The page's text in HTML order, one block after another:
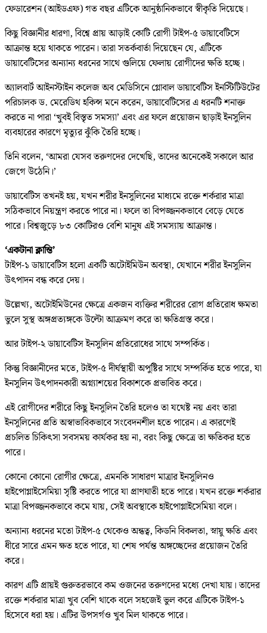
ফেডারেশন (আইডএফ) গত বছর এটিকে আনুষ্ঠানিকভাবে স্বীকৃতি দিয়েছে।
কিছু বিজ্ঞানীর ধারণা, বিশ্বে প্রায় আড়াই কোটি রোগী টাইপ-৫ ডায়াবেটিসে
আক্রান্ত হয়ে থাকতে পারেন। তারা সতর্কবার্তা দিয়েছেন যে, এটিকে
ডায়াবেটিসের অন্যান্য ধরনের সাথে গুলিয়ে ফেলায় রোগীদের ক্ষতি হচ্ছে।
অ্যালবার্ট আইনস্টাইন কলেজ অব মেডিসিনে গ্লোবাল ডায়াবেটিস ইনস্টিটিউটের
পরিচালক ড. মেরেডিথ হকিন্স মনে করেন, ডায়াবেটিসের এ ধরনটি শনাক্ত
করতে না পারা ‘খুবই বিস্তৃত সমস্যা’ এবং এর ফলে প্রয়োজন ছাড়াই ইনসুলিন
ব্যবহারের কারণে মৃত্যুর ঝুঁকি তৈরি হচ্ছে।
তিনি বলেন, ‘আমরা যেসব তরুণদের দেখেছি, তাদের অনেকেই সকালে আর
জেগে উঠেনি।’
ডায়াবেটিস তখনই হয়, যখন শরীর ইনসুলিনের মাধ্যমে রক্তে শর্করার মাত্রা
সঠিকভাবে নিয়ন্ত্রণ করতে পারে না। ফলে তা বিপজ্জনকভাবে বেড়ে যেতে
পারে। বিশ্বজুড়ে ৮৩ কোটিরও বেশি মানুষ এই সমস্যায় আক্রান্ত।
‘একটানা ক্লান্তি’
টাইপ-১ ডায়াবেটিস হলো একটি অটোইমিউন অবস্থা, যেখানে শরীর ইনসুলিন
উৎপাদন বন্ধ করে দেয়।
উল্লেখ্য, অটোইমিউনের ক্ষেত্রে একজন ব্যক্তির শরীরের রোগ প্রতিরোধ ক্ষমতা
ভুলে সুস্থ অঙ্গপ্রত্যঙ্গকে উল্টো আক্রমণ করে তা ক্ষতিগ্রস্ত করে।
আর টাইপ-২ ডায়াবেটিস ইনসুলিন প্রতিরোধের সাথে সম্পর্কিত।
কিন্তু বিজ্ঞানীদের মতে, টাইপ-৫ দীর্ঘস্থায়ী অপুষ্টির সাথে সম্পর্কিত হতে পারে, যা
ইনসুলিন উৎপাদনকারী অগ্ন্যাশয়ের বিকাশকে প্রভাবিত করে।
এই রোগীদের শরীরে কিছু ইনসুলিন তৈরি হলেও তা যথেষ্ট নয় এবং তারা
ইনসুলিনের প্রতি অস্বাভাবিকভাবে সংবেদনশীল হতে পারেন। এ কারণেই
প্রচলিত চিকিৎসা সবসময় কার্যকর হয় না, বরং কিছু ক্ষেত্রে তা ক্ষতিকর হতে
পারে।
কোনো কোনো রোগীর ক্ষেত্রে, এমনকি সাধারণ মাত্রার ইনসুলিনও
হাইপোগ্লাইসেমিয়া সৃষ্টি করতে পারে যা প্রাণঘাতী হতে পারে। যখন রক্তে শর্করার
মাত্রা বিপজ্জনকভাবে কমে যায়, সেই অবস্থাকে হাইপোগ্লাইসেমিয়া বলে।
অন্যান্য ধরনের মতো টাইপ-৫ থেকেও অন্ধত্ব, কিডনি বিকলতা, স্নায়ু ক্ষতি এবং
ধীরে সারে এমন ক্ষত হতে পারে, যা শেষ পর্যন্ত অঙ্গচ্ছেদের প্রয়োজন তৈরি
করে।
কারণ এটি প্রায়ই গুরুতরভাবে কম ওজনের তরুণদের মধ্যে দেখা যায়। তাদের
রক্তে শর্করার মাত্রা খুব বেশি থাকে বলে সহজেই ভুল করে এটিকে টাইপ-১
হিসেবে ধরা হয়। এটির উপসর্গও খুব মিল থাকতে পারে।